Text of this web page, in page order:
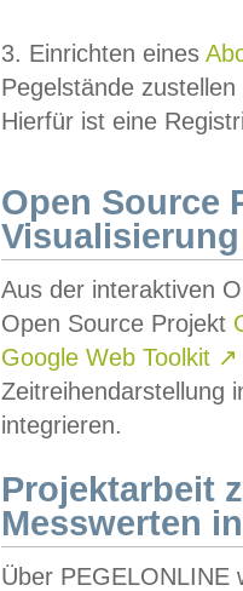
3. Einrichten eines
Pegelstände
Hierfür ist eine
Open Source
Visualisierung
Aus der interaktiven
Open Source Projekt
Google Web Toolkit ↗
Zeitreihendarstellung
integrieren.
Projektarbeit
Messwerten
Über PEGELONLINE